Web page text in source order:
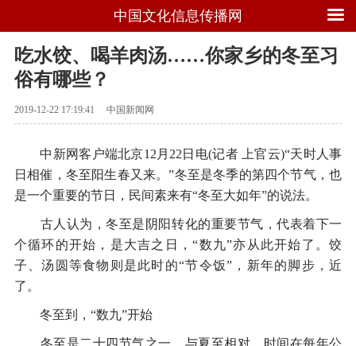
中国文化信息传播网
吃水饺、喝羊肉汤……你家乡的冬至习
俗有哪些？
2019-12-22 17:19:41 中国新闻网
中新网客户端北京12月22日电(记者 上官云)“天时人事
日相催，冬至阳生春又来。”冬至是冬季的第四个节气，也
是一个重要的节日，民间素来有“冬至大如年”的说法。
古人认为，冬至是阴阳转化的重要节气，代表着下一
个循环的开始，是大吉之日，“数九”亦从此开始了。饺
子、汤圆等食物则是此时的“节令饭”，新年的脚步，近
了。
冬至到，“数九”开始
冬至是二十四节气之一，与夏至相对，时间在每年公